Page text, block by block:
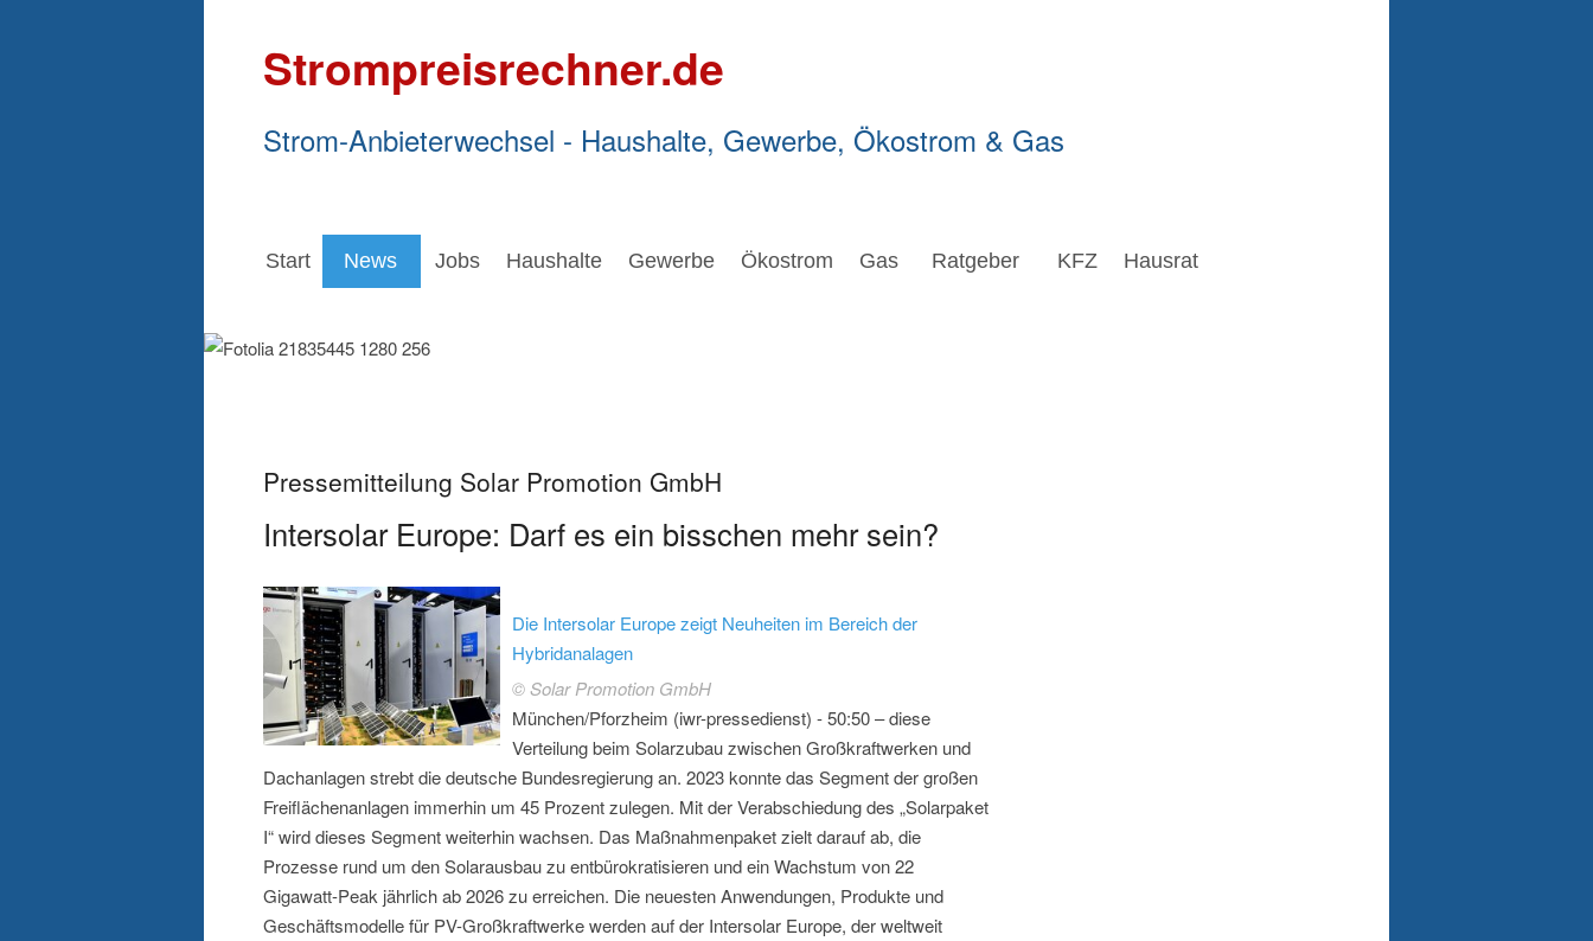
Strompreisrechner.de
Strom-Anbieterwechsel - Haushalte, Gewerbe, Ökostrom & Gas
Start News Jobs Haushalte Gewerbe Ökostrom Gas Ratgeber KFZ Hausrat
Pressemitteilung Solar Promotion GmbH
Intersolar Europe: Darf es ein bisschen mehr sein?
Die Intersolar Europe zeigt Neuheiten im Bereich der
Hybridanalagen
© Solar Promotion GmbH
München/Pforzheim (iwr-pressedienst) - 50:50 – diese
Verteilung beim Solarzubau zwischen Großkraftwerken und
Dachanlagen strebt die deutsche Bundesregierung an. 2023 konnte das Segment der großen
Freiflächenanlagen immerhin um 45 Prozent zulegen. Mit der Verabschiedung des „Solarpaket
I“ wird dieses Segment weiterhin wachsen. Das Maßnahmenpaket zielt darauf ab, die
Prozesse rund um den Solarausbau zu entbürokratisieren und ein Wachstum von 22
Gigawatt-Peak jährlich ab 2026 zu erreichen. Die neuesten Anwendungen, Produkte und
Geschäftsmodelle für PV-Großkraftwerke werden auf der Intersolar Europe, der weltweit